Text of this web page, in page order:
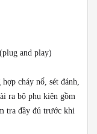
and play)
cháy nổ, sét đánh,
ra bộ phụ kiện gồm
tra đầy đủ trước khi